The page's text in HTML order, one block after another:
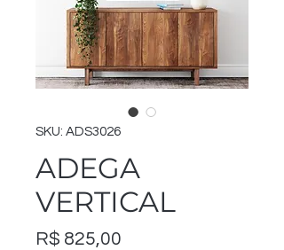
SKU: ADS3026
ADEGA
VERTICAL
R$ 825,00